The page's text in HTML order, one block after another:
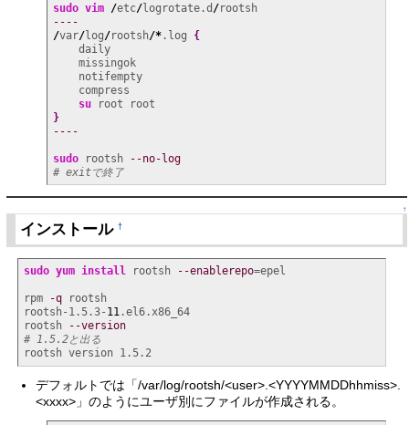
sudo vim /etc/logrotate.d /
rootsh
----
/var/log/rootsh/*.log {
su
}
----
sudo rootsh
--no-log
# exitで終了
↑
インストール†
sudo yum install rootsh --enablerepo=epel
rpm -q rootsh
rootsh-1.5.3- 11.el6.x86_64
rootsh
--version
# 1.5.2と出る
rootsh version 1.5.2
デフォルトでは「/var/log/rootsh/<user>.<YYYYMMDDhhmiss>.
<xxxx>」のようにユーザ別にファイルが作成される。